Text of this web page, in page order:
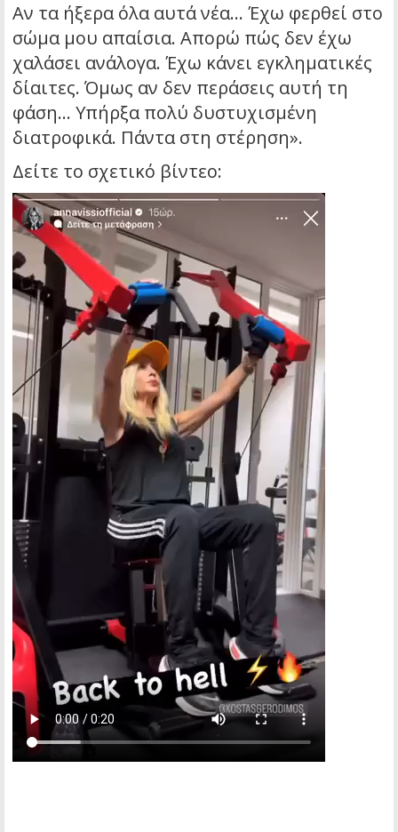
Αν τα ήξερα όλα αυτά νέα… Έχω φερθεί στο
σώμα μου απαίσια. Απορώ πώς δεν έχω
χαλάσει ανάλογα. Έχω κάνει εγκληματικές
δίαιτες. Όμως αν δεν περάσεις αυτή τη
φάση… Υπήρξα πολύ δυστυχισμένη
διατροφικά. Πάντα στη στέρηση».
Δείτε το σχετικό βίντεο: